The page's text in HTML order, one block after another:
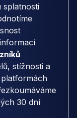
splatnosti
stížnosti a
30 dní